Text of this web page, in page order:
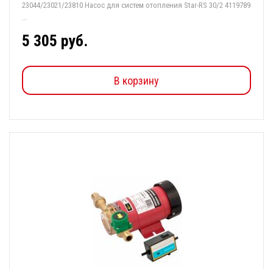
23044/23021/23810 Насос для систем отопления Star-RS 30/2 4119789
...
5 305 руб.
В корзину